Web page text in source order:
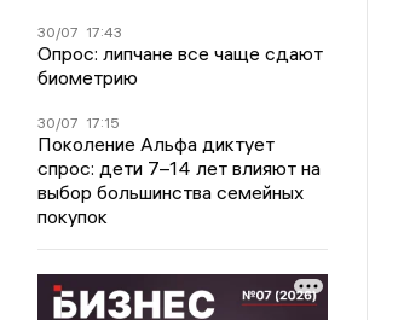
30/07 17:43
Опрос: липчане все чаще сдают
биометрию
30/07 17:15
Поколение Альфа диктует
спрос: дети 7–14 лет влияют на
выбор большинства семейных
покупок